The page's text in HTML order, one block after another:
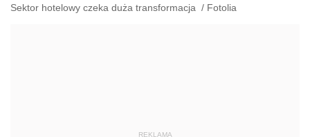
Sektor hotelowy czeka duża transformacja / Fotolia